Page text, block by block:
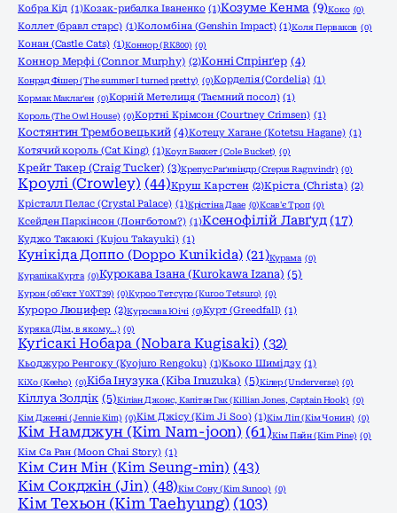
Кобра Кід (1)Козак-рибалка Іваненко (1)Козуме Кенма (9)Коко (0)
Коллет (бравл старс) (1)Коломбіна (Genshin Impact) (1)Коля Перваков (0)
Конан (Castle Cats) (1)Коннор (RK800) (0)
Коннор Мерфі (Connor Murphy) (2)Конні Спрінґер (4)
Конрад Фішер (The summer I turned pretty) (0)Корделія (Cordelia) (1)
Кормак Маклаґен (0)Корній Метелиця (Таємний посол) (1)
Король (The Owl House) (0)Кортні Крімсон (Courtney Crimsen) (1)
Костянтин Трембовецький (4)Котецу Хагане (Kotetsu Hagane) (1)
Котячий король (Cat King) (1)Коул Баккет (Cole Bucket) (0)
Крейг Такер (Craig Tucker) (3)Крепус Раґнвіндр (Crepus Ragnvindr) (0)
Кроулі (Crowley) (44)Круш Карстен (2)Кріста (Christa) (2)
Крісталл Пелас (Crystal Palace) (1)Крістіна Даае (0)Ксав'є Троп (0)
Ксейден Паркінсон (Лонгботом?) (1)Ксенофілій Лавґуд (17)
Куджо Такаюкі (Kujou Takayuki) (1)
Кунікіда Доппо (Doppo Kunikida) (21)Курама (0)
Курапіка Курта (0)Курокава Ізана (Kurokawa Izana) (5)
Курон (об'єкт Y0XT39) (0)Куроо Тетсуро (Kuroo Tetsuro) (0)
Куроро Люцифер (2)Куросава Юічі (0)Курт (Greedfall) (1)
Куряка (Дім, в якому…) (0)
Куґісакі Нобара (Nobara Kugisaki) (32)
Кьоджуро Ренгоку (Kyojuro Rengoku) (1)Кьоко Шимідзу (1)
КіХо (Keeho) (0)Кіба Інузука (Kiba Inuzuka) (5)Кілер (Underverse) (0)
Кіллуа Золдік (5)Кіліан Джонс, Капітан Гак (Killian Jones, Captain Hook) (0)
Кім Дженні (Jennie Kim) (0)Кім Джісу (Kim Ji Soo) (1)Кім Ліп (Кім Чонин) (0)
Кім Намджун (Kim Nam-joon) (61)Кім Пайн (Kim Pine) (0)
Кім Са Ран (Moon Chai Story) (1)
Кім Син Мін (Kim Seung-min) (43)
Кім Сокджін (Jin) (48)Кім Сону (Kim Sunoo) (0)
Кім Техьон (Kim Taehyung) (103)